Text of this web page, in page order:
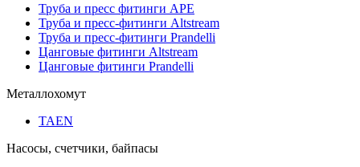
Труба и пресс фитинги APE
Труба и пресс-фитинги Altstream
Труба и пресс-фитинги Prandelli
Цанговые фитинги Altstream
Цанговые фитинги Prandelli
Металлохомут
TAEN
Насосы, счетчики, байпасы